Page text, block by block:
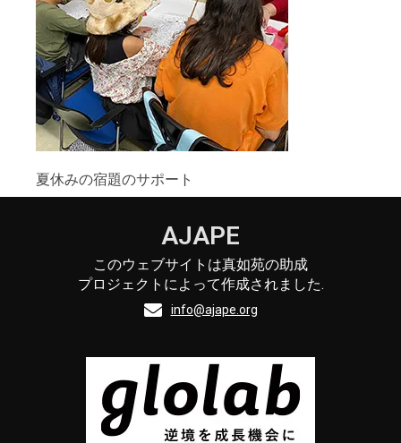
夏休みの宿題のサポート
AJAPE
このウェブサイトは真如苑の助成
プロジェクトによって作成されました.
info@ajape.org